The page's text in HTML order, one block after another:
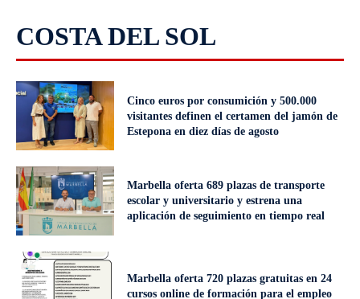
COSTA DEL SOL
Cinco euros por consumición y 500.000
visitantes definen el certamen del jamón de
Estepona en diez días de agosto
Marbella oferta 689 plazas de transporte
escolar y universitario y estrena una
aplicación de seguimiento en tiempo real
Marbella oferta 720 plazas gratuitas en 24
cursos online de formación para el empleo